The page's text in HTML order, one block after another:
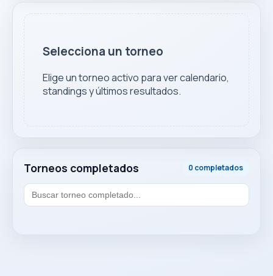
Torneos completados 0 completados
Selecciona un torneo
Elige un torneo activo para ver calendario,
standings y últimos resultados.